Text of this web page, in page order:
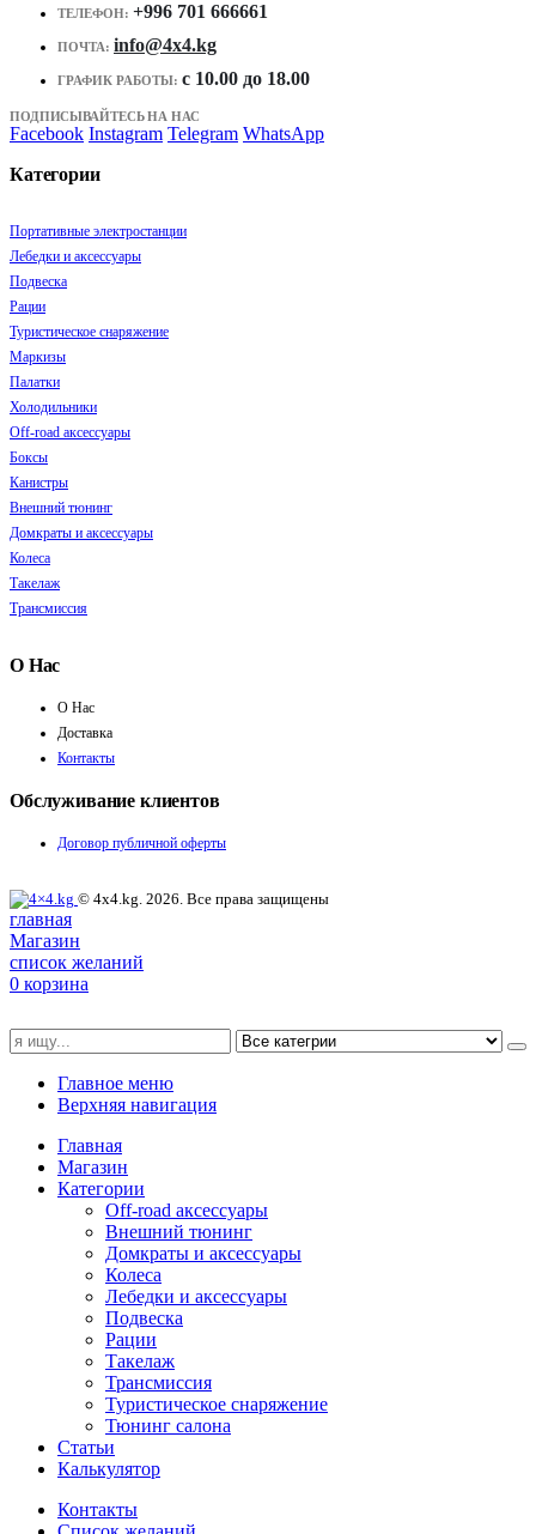
ТЕЛЕФОН: +996 701 666661
ПОЧТА: info@4x4.kg
ГРАФИК РАБОТЫ: c 10.00 до 18.00
ПОДПИСЫВАЙТЕСЬ НА НАС
Facebook Instagram Telegram WhatsApp
Категории
Портативные электростанции
Лебедки и аксессуары
Подвеска
Рации
Туристическое снаряжение
Маркизы
Палатки
Холодильники
Off-road аксессуары
Боксы
Канистры
Внешний тюнинг
Домкраты и аксессуары
Колеса
Такелаж
Трансмиссия
О Нас
О Нас
Доставка
Контакты
Обслуживание клиентов
Договор публичной оферты
© 4x4.kg. 2026. Все права защищены
главная
Магазин
список желаний
0 корзина
Главное меню
Верхняя навигация
Главная
Магазин
Категории
Off-road аксессуары
Внешний тюнинг
Домкраты и аксессуары
Колеса
Лебедки и аксессуары
Подвеска
Рации
Такелаж
Трансмиссия
Туристическое снаряжение
Тюнинг салона
Статьи
Калькулятор
Контакты